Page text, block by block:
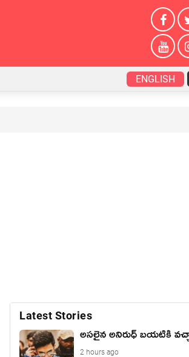
ENGLISH
Latest Stories
అసలైన అనిరుధ్ బయటికి
2 hours ago